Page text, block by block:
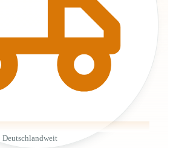
Deutschlandweit